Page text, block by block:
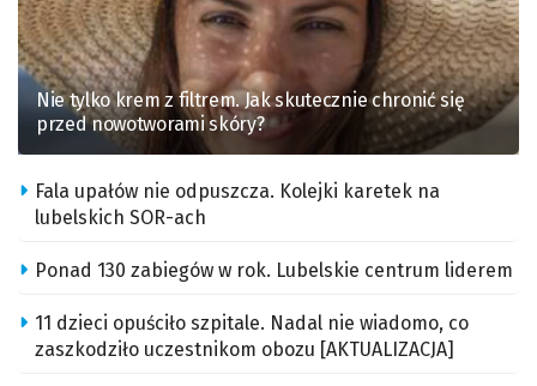
Nie tylko krem z filtrem. Jak skutecznie chronić się
przed nowotworami skóry?
Fala upałów nie odpuszcza. Kolejki karetek na
lubelskich SOR-ach
Ponad 130 zabiegów w rok. Lubelskie centrum liderem
11 dzieci opuściło szpitale. Nadal nie wiadomo, co
zaszkodziło uczestnikom obozu [AKTUALIZACJA]